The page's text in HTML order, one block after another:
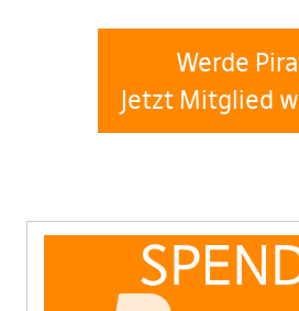
Werde
Jetzt Mitglied